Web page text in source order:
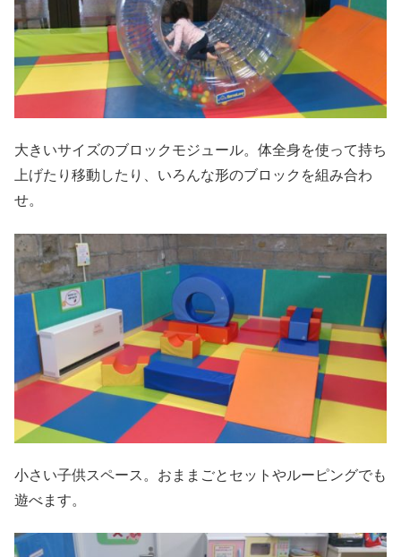
大きいサイズのブロックモジュール。体全身を使って持ち
上げたり移動したり、いろんな形のブロックを組み合わ
せ。
小さい子供スペース。おままごとセットやルーピングでも
遊べます。